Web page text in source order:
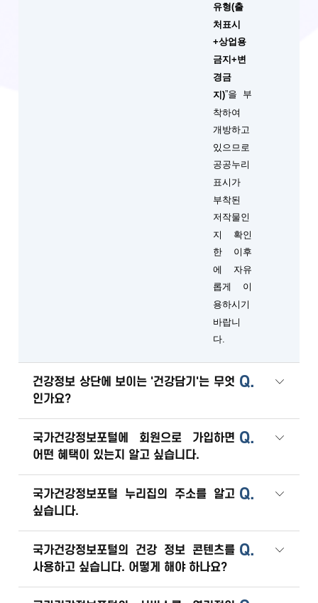
유형(출
처표시
+상업용
금지+변
경금
지)”을 부
착하여
개방하고
있으므로
공공누리
표시가
부착된
저작물인
지 확인
한 이후
에 자유
롭게 이
용하시기
바랍니
다.
Q.
건강정보 상단에 보이는 '건강담기'는 무엇
인가요?
Q.
국가건강정보포털에 회원으로 가입하면
어떤 혜택이 있는지 알고 싶습니다.
Q.
국가건강정보포털 누리집의 주소를 알고
싶습니다.
Q.
국가건강정보포털의 건강 정보 콘텐츠를
사용하고 싶습니다. 어떻게 해야 하나요?